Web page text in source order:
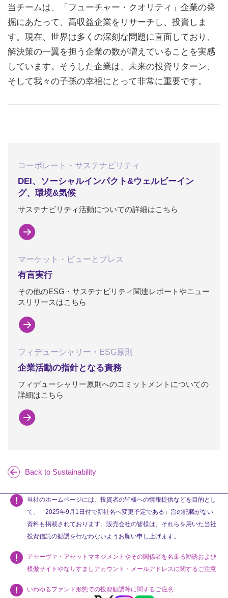
当チームは、「フューチャー・クオリティ」企業の発
掘にあたって、高収益企業をリサーチし、投資しま
す。現在、世界は多くの深刻な問題に直面しており、
解決策の一翼を担う企業の数が増えていることを実感
しています。そうした企業は、未来の投資リターン、
そして我々の子孫の幸福にとって非常に重要です。
コーポレート・サステナビリティ
DEI、ソーシャルインパクト&ウェルビーイン
グ、環境&気候
サステナビリティ活動についての詳細はこちら
マーケット・ビューとプレス
有言実行
その他のESG・サステナビリティ関連レポートやニュー
スリリースはこちら
フィデューシャリー・ESG原則
企業活動の指針となる責務
フィデューシャリー原則へのコミットメントについての
詳細はこちら
Back to Sustainability
当社のホームページには、投資者の皆様への情報提供などを目的とし
て、「2025年9月1日付で新社名へ変更予定である」旨の記載がない
資料も掲載されております。販売会社の皆様は、それらを用いた当社
投資信託の勧誘を行なわないようお願い申し上げます。
アモーヴァ・アセットマネジメントやその関係者を名乗る勧誘および
模倣サイトやなりすましアカウント・メールアドレスに関するご注意
いわゆるファンド形態での投資勧誘等に関するご注意